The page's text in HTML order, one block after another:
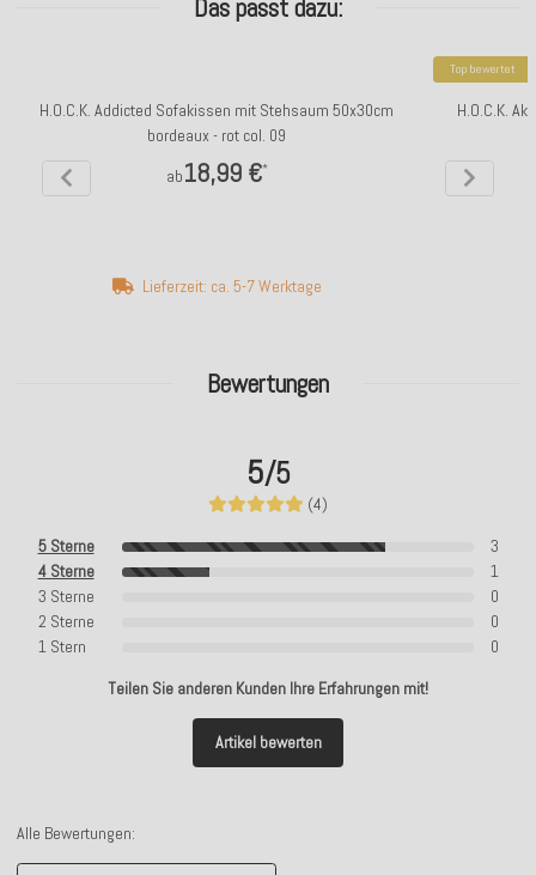
Bewertungen
5/5
(4)
5 Sterne
3
4 Sterne
1
3 Sterne
0
2 Sterne
0
1 Stern
0
Teilen Sie anderen Kunden Ihre Erfahrungen mit!
Artikel bewerten
Alle Bewertungen:
Das passt dazu:
H.O.C.K. Addicted Sofakissen mit Stehsaum 50x30cm
bordeaux - rot col. 09
ab18,99 €*
Lieferzeit: ca. 5-7 Werktage
Top bewertet
H.O.C.K.